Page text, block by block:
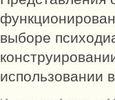
выборе
использовании